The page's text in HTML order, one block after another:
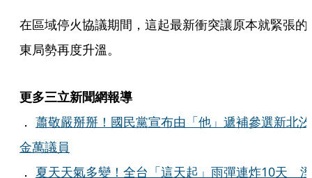
在區域停火協議期間，這起最新衝突讓原本就緊張的
東局勢再度升溫。
更多三立新聞網報導
． 蕭敬嚴掰掰！國民黨宣布由「他」遞補參選新北汐
金萬議員
． 夏天天氣多變！全台「這天起」雨彈連炸10天 溼